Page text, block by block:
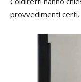
provvedimenti certi.